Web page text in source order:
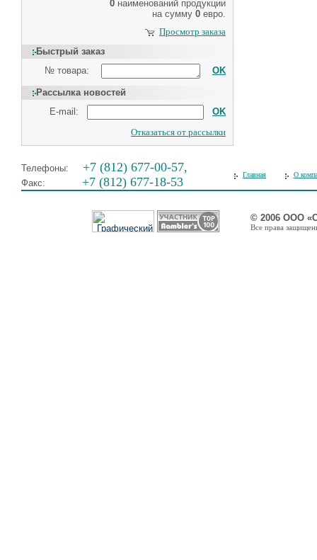
0 наименований продукции
на сумму 0 евро.
Просмотр заказа
Быстрый заказ
№ товара:
OK
Рассылка новостей
E-mail:
OK
Отказаться от рассылки
Телефоны: +7 (812) 677-00-57,
Факс: +7 (812) 677-18-53
Главная О
© 2006 ООО
Все права